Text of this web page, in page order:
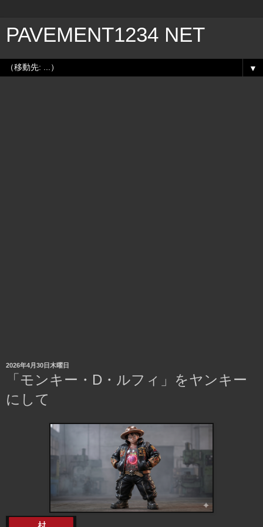
PAVEMENT1234 NET
▼
2026年4月30日木曜日
「モンキー・D・ルフィ」をヤンキー
にして